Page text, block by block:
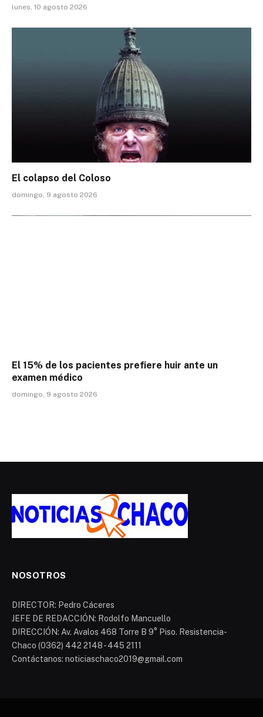
lunes, 10 agosto 2026
El colapso del Coloso
domingo, 9 agosto 2026
El 15% de los pacientes prefiere huir ante un
examen médico
domingo, 9 agosto 2026
NOSOTROS
DIRECTOR: Pedro Cáceres
JEFE DE REDACCIÓN: Rodolfo Mancuello
DIRECCIÓN: Av. Avalos 468 Torre B 9° Piso. Resistencia-
Chaco (0362) 442 2148 - 445 2111
Contáctanos: noticiaschaco2019@gmail.com